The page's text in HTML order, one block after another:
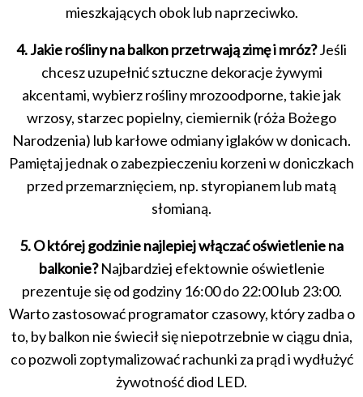
mieszkających obok lub naprzeciwko.
4. Jakie rośliny na balkon przetrwają zimę i mróz?Jeśli
chcesz uzupełnić sztuczne dekoracje żywymi
akcentami, wybierz rośliny mrozoodporne, takie jak
wrzosy, starzec popielny, ciemiernik (róża Bożego
Narodzenia) lub karłowe odmiany iglaków w donicach.
Pamiętaj jednak o zabezpieczeniu korzeni w doniczkach
przed przemarznięciem, np. styropianem lub matą
słomianą.
5. O której godzinie najlepiej włączać oświetlenie na
balkonie?Najbardziej efektownie oświetlenie
prezentuje się od godziny 16:00 do 22:00 lub 23:00.
Warto zastosować programator czasowy, który zadba o
to, by balkon nie świecił się niepotrzebnie w ciągu dnia,
co pozwoli zoptymalizować rachunki za prąd i wydłużyć
żywotność diod LED.